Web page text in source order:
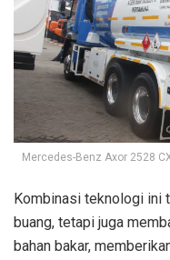
Mercedes-Benz Axor 2528
Kombinasi teknologi ini
buang, tetapi juga
bahan bakar,